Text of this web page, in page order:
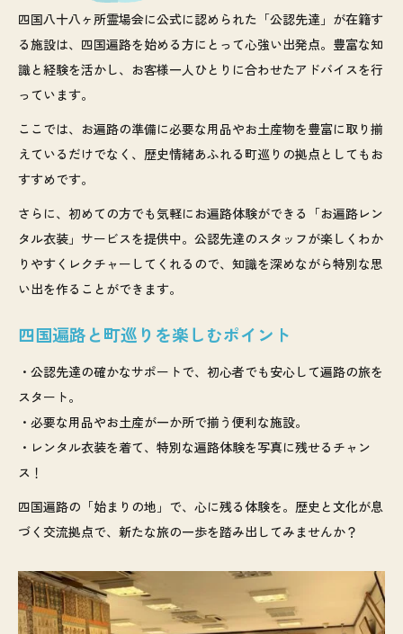
四国八十八ヶ所霊場会に公式に認められた「公認先達」が在籍す
る施設は、四国遍路を始める方にとって心強い出発点。豊富な知
識と経験を活かし、お客様一人ひとりに合わせたアドバイスを行
っています。
ここでは、お遍路の準備に必要な用品やお土産物を豊富に取り揃
えているだけでなく、歴史情緒あふれる町巡りの拠点としてもお
すすめです。
さらに、初めての方でも気軽にお遍路体験ができる「お遍路レン
タル衣装」サービスを提供中。公認先達のスタッフが楽しくわか
りやすくレクチャーしてくれるので、知識を深めながら特別な思
い出を作ることができます。
四国遍路と町巡りを楽しむポイント
・公認先達の確かなサポートで、初心者でも安心して遍路の旅を
スタート。
・必要な用品やお土産が一か所で揃う便利な施設。
・レンタル衣装を着て、特別な遍路体験を写真に残せるチャン
ス！
四国遍路の「始まりの地」で、心に残る体験を。歴史と文化が息
づく交流拠点で、新たな旅の一歩を踏み出してみませんか？